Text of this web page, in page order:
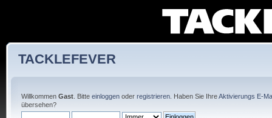
TACKLEFEVER
Willkommen Gast. Bitte einloggenoder registrieren. Haben Sie IhreAktivierungs E-
übersehen?